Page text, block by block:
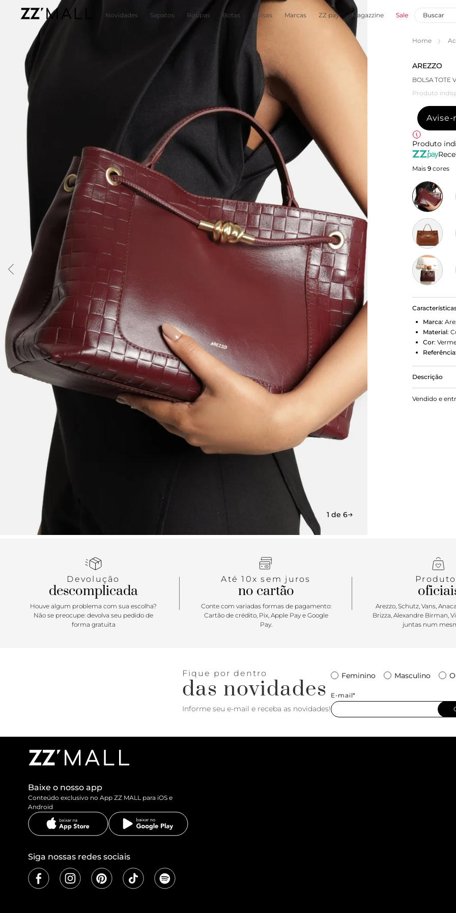
Novidades Sapatos Roupas Botas Bolsas Marcas ZZ pay Magazzine Sale
1 de 6
Home
AREZZO
BOLSA TOTE
Produto
Avise-
Produto
Mais 9 cores
Marca:
Material:
Cor:
Referência:
Descrição
Bolsa
tem
Vendido e
Devolução
descomplicada
Houve algum problema com sua escolha?
Não se preocupe: devolva seu pedido de
forma gratuita
Até 10x sem juros
no cartão
Conte com variadas formas de pagamento:
Cartão de crédito, Pix, Apple Pay e Google
Pay.
Arezzo, Schutz, Vans,
Brizza, Alexandre Birman,
juntas num
Fique por dentro
das novidades
Informe seu e-mail e receba as novidades!
Feminino Masculino
E-mail*
Baixe o nosso app
Conteúdo exclusivo no App ZZ MALL para iOS e
Android
Siga nossas redes sociais